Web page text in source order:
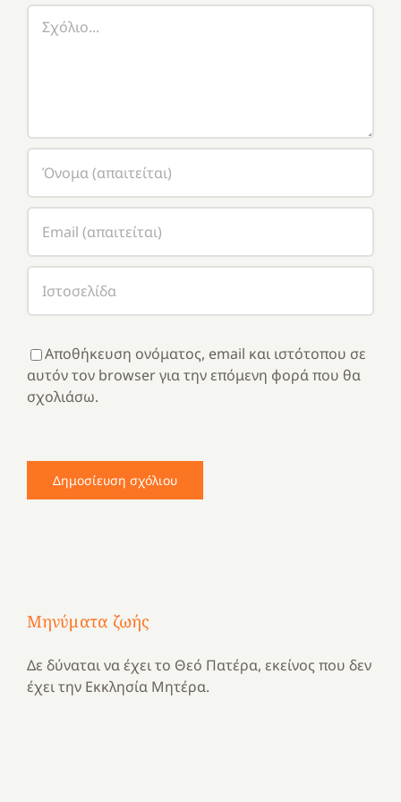
Αποθήκευση ονόματος, email και ιστότοπου σε
αυτόν τον browser για την επόμενη φορά που θα
σχολιάσω.
Μηνύματα ζωής
Δε δύναται να έχει το Θεό Πατέρα, εκείνος που δεν
έχει την Εκκλησία Μητέρα.